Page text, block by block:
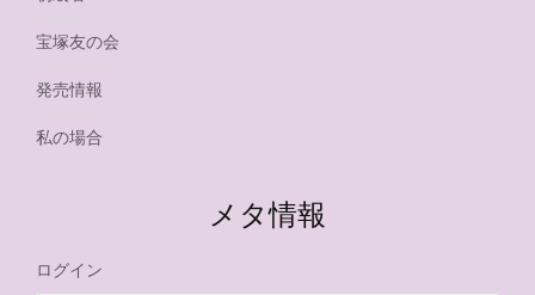
宝塚友の会
発売情報
私の場合
メタ情報
ログイン